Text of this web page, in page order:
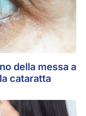
della messa a
cataratta